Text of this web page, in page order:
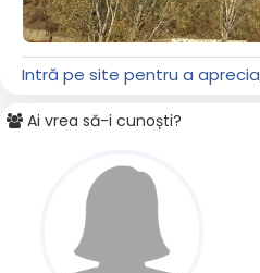
Intră pe site pentru a
Ai vrea să-i cunoști?